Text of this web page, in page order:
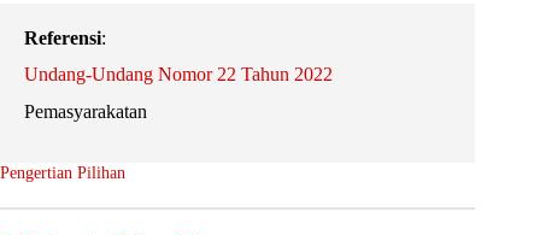
Referensi:
Undang-Undang Nomor 22 Tahun 2022
Pemasyarakatan
Pengertian Pilihan